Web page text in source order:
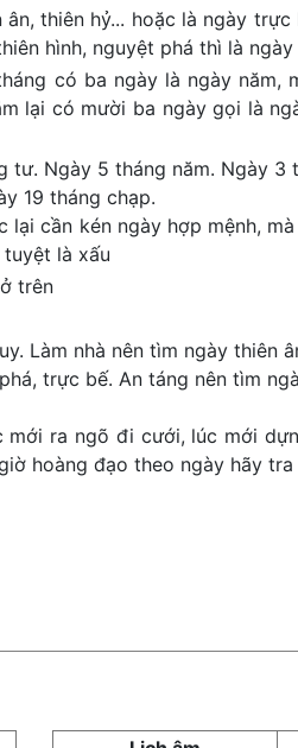
thiên hỷ... hoặc là ngày
hình, nguyệt phá thì là ngày
có ba ngày là ngày năm,
lại có mười ba ngày gọi là
Ngày 5 tháng năm. Ngày
19 tháng chạp.
cần kén ngày hợp mệnh,
là xấu
trên
Làm nhà nên tìm ngày thiên
trực bế. An táng nên tìm
ra ngõ đi cưới, lúc mới
hoàng đạo theo ngày hãy tra